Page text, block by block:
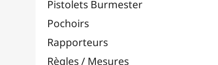
Chevalets & Accrochage
Enfants / Scolaire
Feutres & Stylos
Librairie / Livres